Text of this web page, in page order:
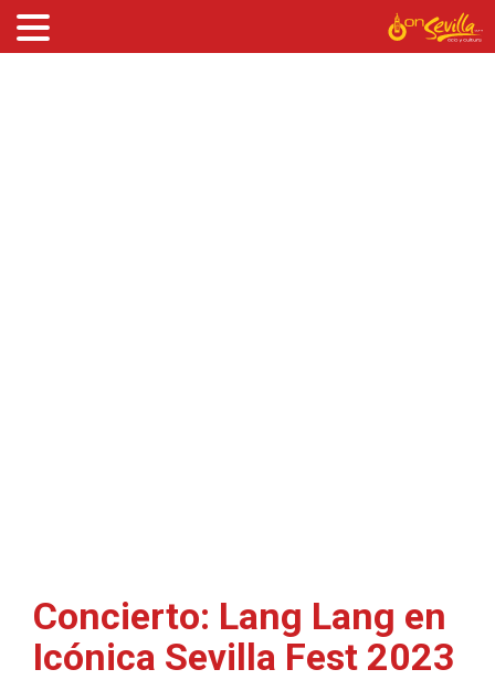
Concierto: Lang Lang en
Icónica Sevilla Fest 2023